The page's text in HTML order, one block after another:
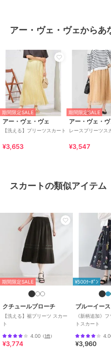
≪お気に入り登録機能の使い方≫
■商品のお気に入り登録（ハート
再入荷通知や値下げ等、お得なご
--------------------
※商品画像は、光の当たり具合やパ
実際の色味と異なって見える場合
商品の色味の目安は商品単体の画
商品カテゴリ すべてのスカ
カラー
カーキ、ホ
ークカーキ
サイズ
素材
カーキ/ホワ
カーキ：表
裏地 ポリエ
商品のお取り
原産国 中国
アー・ヴェ・ヴェからあ
期間限定SALE
アー・ヴェ・ヴェ
【洗える】プリーツスカート
¥3,653
期間限定SALE
アー・ヴェ・ヴ
レースプリーツス
¥3,547
スカートの類似アイテム
期間限定SALE
クチュールブローチ
【洗える】裾プリーツ スカー
ト
4.00 （1件）
¥3,774
¥500ｸｰﾎﾟﾝ
ブルーイース
《新柄追加》
トスカート
¥3,960